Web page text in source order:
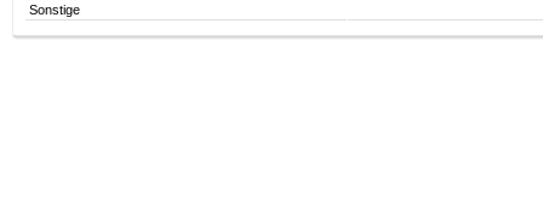
Sonstige